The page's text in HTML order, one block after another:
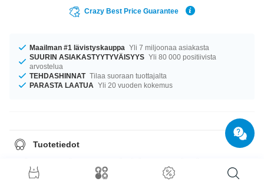
Crazy Best Price Guarantee
Maailman #1 lävistyskauppa Yli 7 miljoonaa asiakasta
SUURIN ASIAKASTYYTYVÄISYYS Yli 80 000 positiivista
arvostelua
TEHDASHINNAT Tilaa suoraan tuottajalta
PARASTA LAATUA Yli 20 vuoden kokemus
Tuotetiedot
pieniä karkkeja. Aikas makeeta siis.